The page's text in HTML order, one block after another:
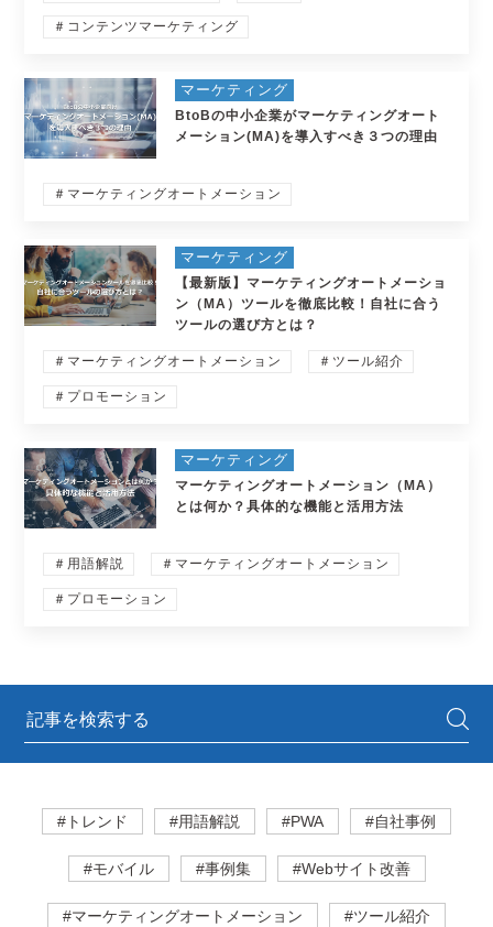
＃コンテンツマーケティング
マーケティング
BtoBの中小企業がマーケティングオート
メーション(MA)を導入すべき３つの理由
＃マーケティングオートメーション
マーケティング
【最新版】マーケティングオートメーショ
ン（MA）ツールを徹底比較！自社に合う
ツールの選び方とは？
＃マーケティングオートメーション ＃ツール紹介
＃プロモーション
マーケティング
マーケティングオートメーション（MA）
とは何か？具体的な機能と活用方法
＃用語解説 ＃マーケティングオートメーション
＃プロモーション
#トレンド #用語解説 #PWA #自社事例
#モバイル #事例集 #Webサイト改善
#マーケティングオートメーション #ツール紹介